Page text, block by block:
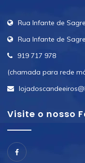
Rua Infante de
Rua Infante de
919 717 978
(chamada para rede
Visite o nosso